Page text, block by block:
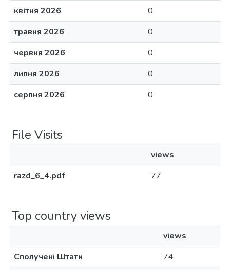
квітня 2026
0
травня 2026
0
червня 2026
0
липня 2026
0
серпня 2026
0
File Visits
views
razd_6_4.pdf
77
Top country views
views
Сполучені Штати
74